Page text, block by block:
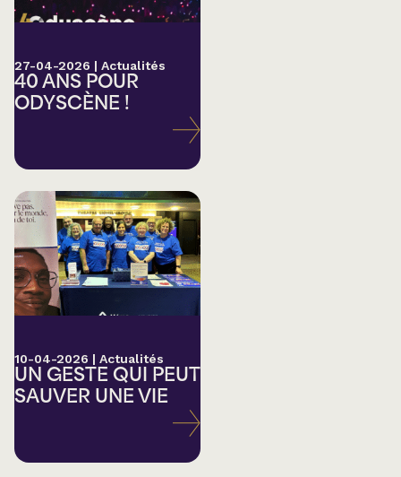
27-04-2026 | Actualités
40 ANS POUR
ODYSCÈNE !
10-04-2026 | Actualités
UN GESTE QUI PEUT
SAUVER UNE VIE